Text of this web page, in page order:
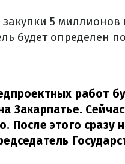
5
будет определен
работ
Закарпатье.
После этого сразу